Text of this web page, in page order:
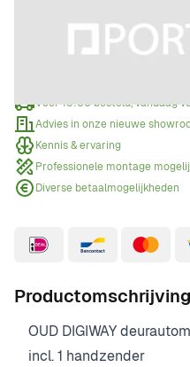
Offerte
Wanneer een offerte
Voor 15:00 besteld, vandaag
Advies in onze nieuwe
Kennis & ervaring
Professionele montage
Diverse betaalmogelijkheden
Productomschrijving
OUD DIGIWAY
incl. 1 handzender